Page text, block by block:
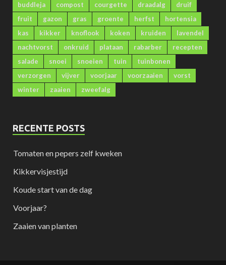
buddleja
compost courgette draadalg
druif
fruit
gazon gras groente herfst
hortensia
kas
kikker knoflook koken kruiden
lavendel
nachtvorst
onkruid plataan rabarber
recepten
salade
snoei snoeien tuin
tuinbonen
verzorgen
vijver voorjaar voorzaaien
vorst
winter
zaaien zweefalg
RECENTE POSTS
Tomaten en pepers zelf kweken
Kikkervisjestijd
Koude start van de dag
Voorjaar?
Zaaien van planten